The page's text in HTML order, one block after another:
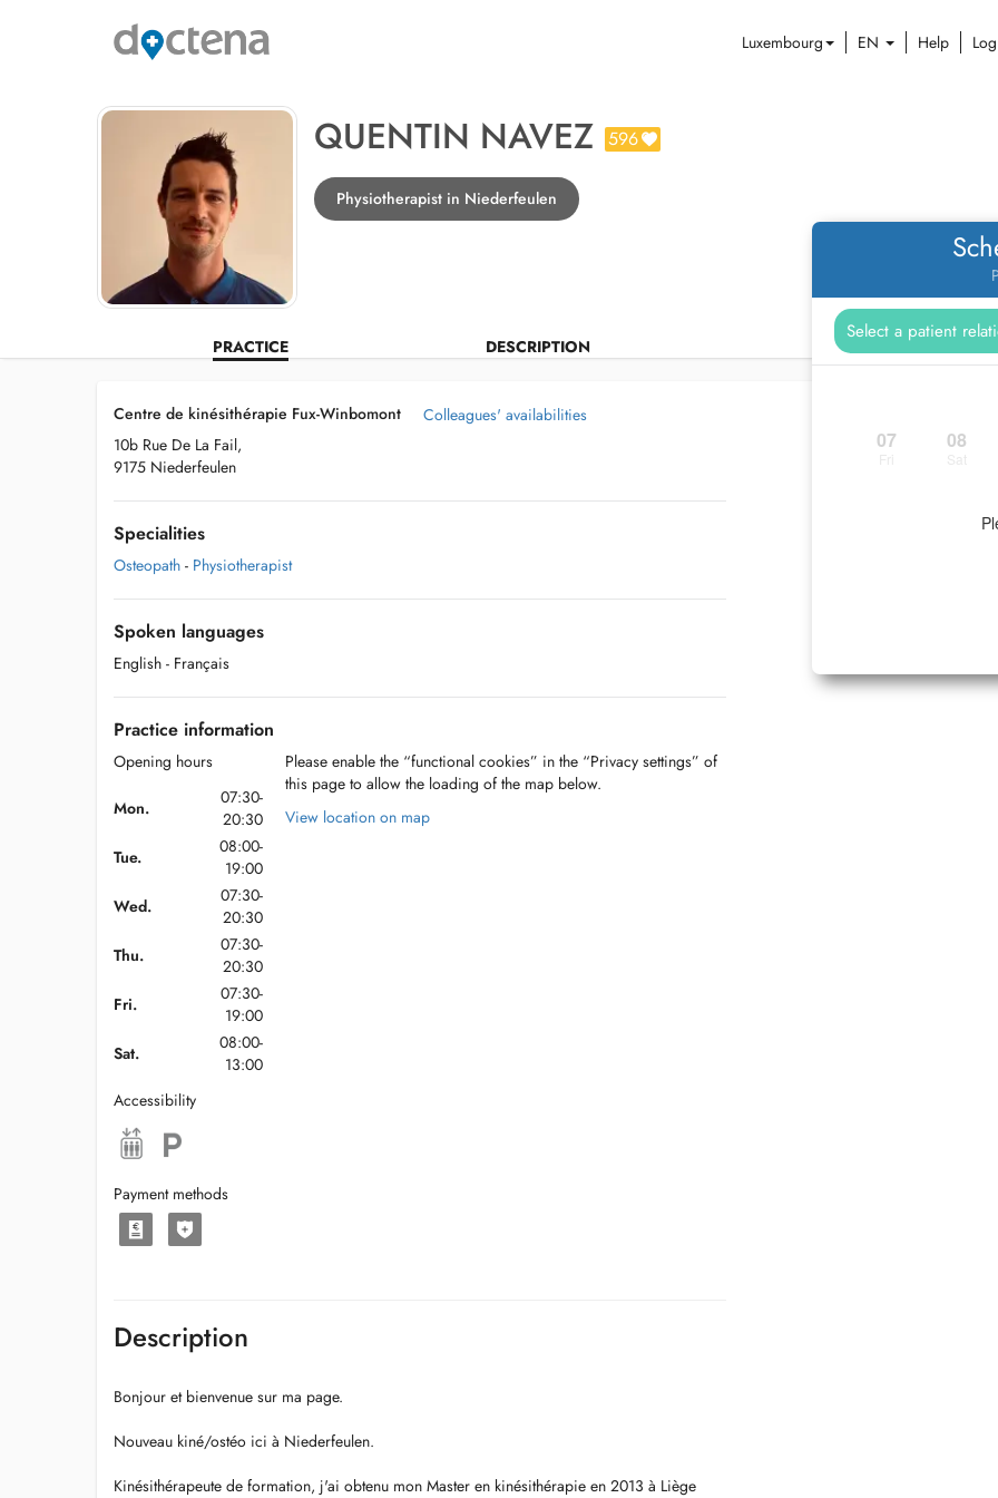
Luxembourg EN Help
QUENTIN NAVEZ 596
Physiotherapist in Niederfeulen
PRACTICE DESCRIPTION
07 08
Centre de kinésithérapie Fux-Winbomont
10b Rue De La Fail,
9175 Niederfeulen
Colleagues' availabilities
Specialities
Osteopath - Physiotherapist
Spoken languages
English - Français
Practice information
Opening hours
Mon.
07:30-
20:30
Tue.
08:00-
19:00
Wed.
07:30-
20:30
Thu.
07:30-
20:30
Fri.
07:30-
19:00
Sat.
08:00-
13:00
Accessibility
Payment methods
Please enable the “functional cookies” in the “Privacy settings” of
this page to allow the loading of the map below.
View location on map
Description
Bonjour et bienvenue sur ma page.
Nouveau kiné/ostéo ici à Niederfeulen.
Kinésithérapeute de formation, j'ai obtenu mon Master en kinésithérapie en 2013 à Liège